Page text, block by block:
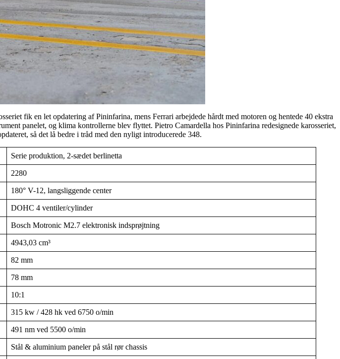
fik en let opdatering af Pininfarina, mens Ferrari arbejdede hårdt med motoren og hentede 40 ekstra
panelet, og klima kontrollerne blev flyttet. Pietro Camardella hos Pininfarina redesignede karosseriet,
så det lå bedre i tråd med den nyligt introducerede 348.
Serie produktion, 2-sædet berlinetta
2280
180° V-12, langsliggende center
DOHC 4 ventiler/cylinder
Bosch Motronic M2.7 elektronisk indsprøjtning
4943,03 cm³
82 mm
78 mm
10:1
315 kw / 428 hk ved 6750 o/min
491 nm ved 5500 o/min
Stål & aluminium paneler på stål rør chassis